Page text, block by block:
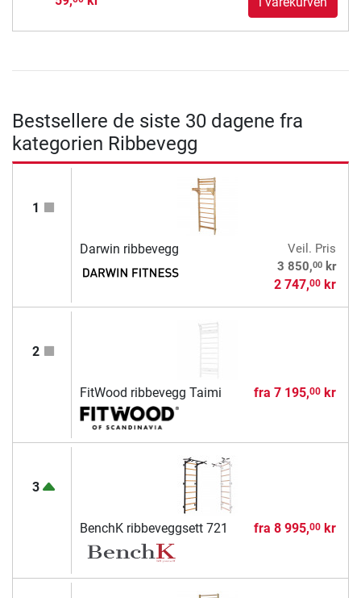
Bestsellere de siste 30 dagene fra
kategorien Ribbevegg
1
Darwin ribbevegg
Veil. Pris
3 850,00kr
2 747,00kr
2
FitWood ribbevegg Taimi fra 7 195,00kr
3
BenchK ribbeveggsett 721 fra 8 995,00kr